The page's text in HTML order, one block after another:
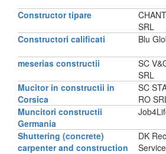
Constructor tipare
SRL
Constructori calificati
Blu
meserias constructii
SC
SRL
Mucitor in constructii in
Corsica
SC
RO
Muncitori constructii
Germania
Shuttering (concrete)
carpenter and construction
DK